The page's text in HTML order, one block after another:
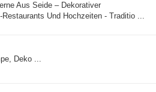
Aus Seide – Dekorativer
Restaurants Und Hochzeiten - Traditio ...
Deko ...